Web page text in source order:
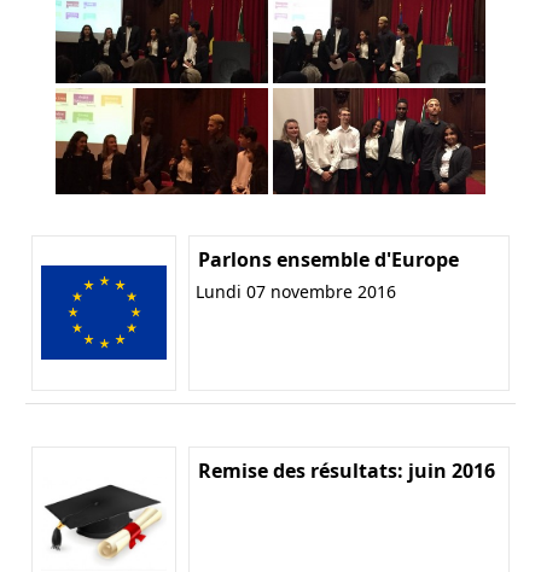
Parlons ensemble d'Europe
Lundi 07 novembre 2016
Remise des résultats: juin 2016